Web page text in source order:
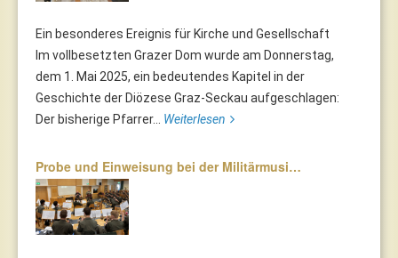
Ein besonderes Ereignis für Kirche und Gesellschaft
Im vollbesetzten Grazer Dom wurde am Donnerstag,
dem 1. Mai 2025, ein bedeutendes Kapitel in der
Geschichte der Diözese Graz-Seckau aufgeschlagen:
Der bisherige Pfarrer... Weiterlesen
Probe und Einweisung bei der Militärmusi…